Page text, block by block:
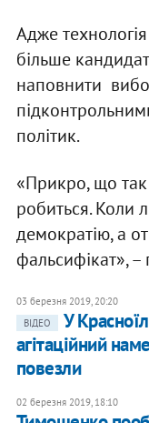
Адже
більше
наповнити
політик.
«Прикро, що так
робиться. Коли
демократію, а
фальсифікат», –
03 березня 2019, 20:20
ВІДЕО
​У
агітаційний
повезли
02 березня 2019, 18:10